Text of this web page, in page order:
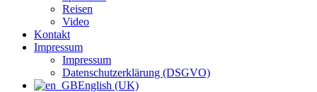
Reisen
Video
Kontakt
Impressum
Impressum
Datenschutzerklärung (DSGVO)
English (UK)